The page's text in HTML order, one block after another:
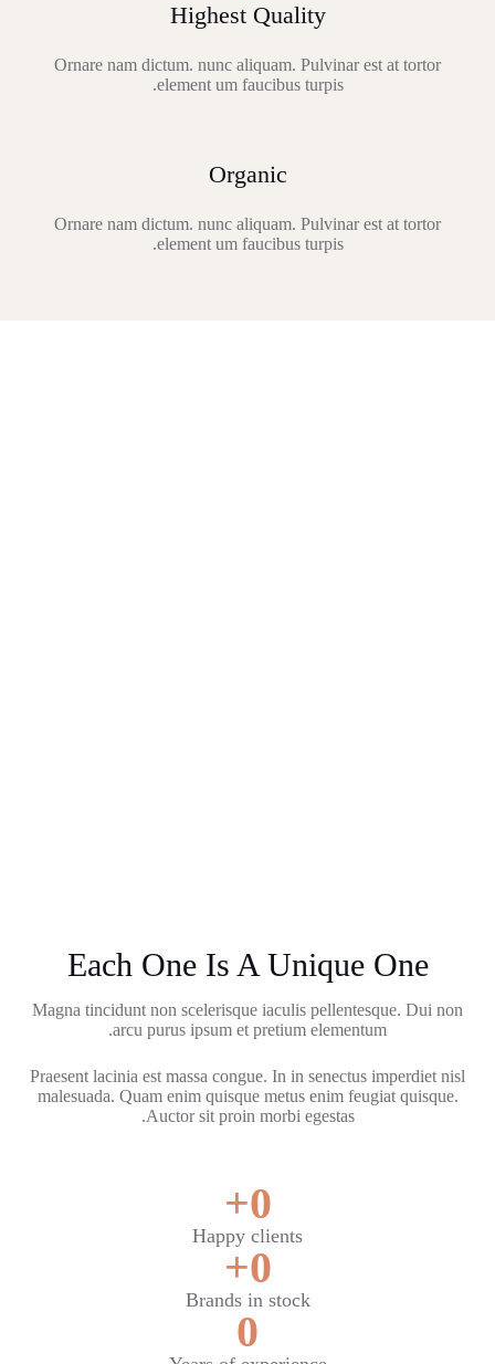
Highest Quality
Ornare nam dictum. nunc aliquam. Pulvinar est at tortor
element um faucibus turpis.
Organic
Ornare nam dictum. nunc aliquam. Pulvinar est at tortor
element um faucibus turpis.
Each One Is A Unique One
Magna tincidunt non scelerisque iaculis pellentesque. Dui non
arcu purus ipsum et pretium elementum.
Praesent lacinia est massa congue. In in senectus imperdiet nisl
malesuada. Quam enim quisque metus enim feugiat quisque.
Auctor sit proin morbi egestas.
Happy clients
0
+
Brands in stock
0
+
0